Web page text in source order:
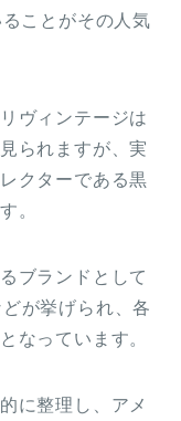
ことがその人気
ヴィンテージは
られますが、実
クターである黒
。
ブランドとして
が挙げられ、各
なっています。
に整理し、アメ